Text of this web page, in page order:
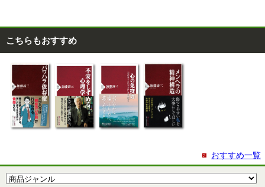
こちらもおすすめ
おすすめ一覧